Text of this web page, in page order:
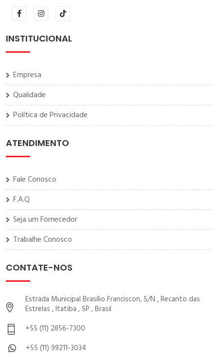
INSTITUCIONAL
Empresa
Qualidade
Política de Privacidade
ATENDIMENTO
Fale Conosco
F.A.Q
Seja um Fornecedor
Trabalhe Conosco
CONTATE-NOS
Estrada Municipal Brasílio Franciscon, S/N , Recanto das
Estrelas , Itatiba , SP , Brasil
+55 (11) 2856-7300
+55 (11) 99211-3034